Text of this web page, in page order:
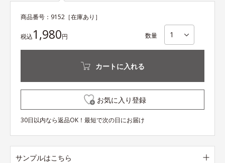
商品番号： 9152 ［在庫あり］
税込1,980円 数量
カートに入れる
お気に入り登録
30日以内なら返品OK！最短で次の日にお届け
サンプルはこちら